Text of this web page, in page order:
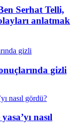
Serhat Telli,
anlatmak
gizli
nasıl